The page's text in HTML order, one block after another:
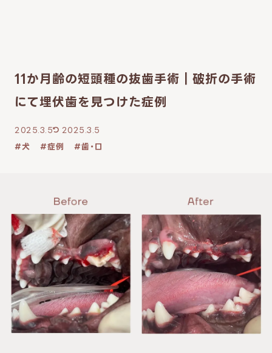
11か月齢の短頭種の抜歯手術｜破折の手術
にて埋伏歯を見つけた症例
2025.3.5
2025.3.5
犬
症例 歯・口